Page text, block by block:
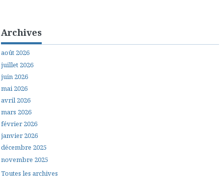
Archives
août 2026
juillet 2026
juin 2026
mai 2026
avril 2026
mars 2026
février 2026
janvier 2026
décembre 2025
novembre 2025
Toutes les archives